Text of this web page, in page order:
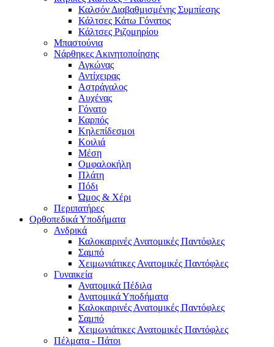
Καλσόν Διαβαθμισμένης Συμπίεσης
Κάλτσες Κάτω Γόνατος
Κάλτσες Ριζομηρίου
Μπαστούνια
Νάρθηκες Ακινητοποίησης
Αγκώνας
Αντίχειρας
Αστράγαλος
Αυχένας
Γόνατο
Καρπός
Κηλεπίδεσμοι
Κοιλιά
Μέση
Ομφαλοκήλη
Πλάτη
Πόδι
Ώμος & Χέρι
Περιπατήρες
Ορθοπεδικά Υποδήματα
Ανδρικά
Καλοκαιρινές Ανατομικές Παντόφλες
Σαμπό
Χειμωνιάτικες Ανατομικές Παντόφλες
Γυναικεία
Ανατομικά Πέδιλα
Ανατομικά Υποδήματα
Καλοκαιρινές Ανατομικές Παντόφλες
Σαμπό
Χειμωνιάτικες Ανατομικές Παντόφλες
Πέλματα - Πάτοι